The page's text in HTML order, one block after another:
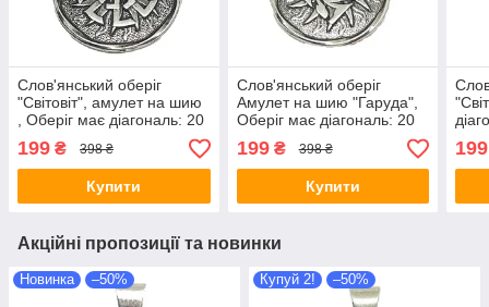
Слов'янський оберіг
"Світовіт", амулет на шию
, Оберіг має діагональ: 20
мм, амулет
199 ₴ 398 ₴
Купити
Слов'янський оберіг
Амулет на шию "Гаруда",
Оберіг має діагональ: 20
мм, метал, оберіг Гаруда
199₴ 398 ₴
Купити
199
Акційні пропозиції та новинки
Новинка –50% Купуй 2! –50%